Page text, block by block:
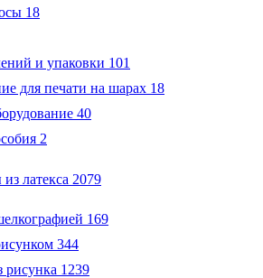
18
и упаковки 101
для печати на шарах 18
40
2
латекса 2079
169
344
рисунка 1239